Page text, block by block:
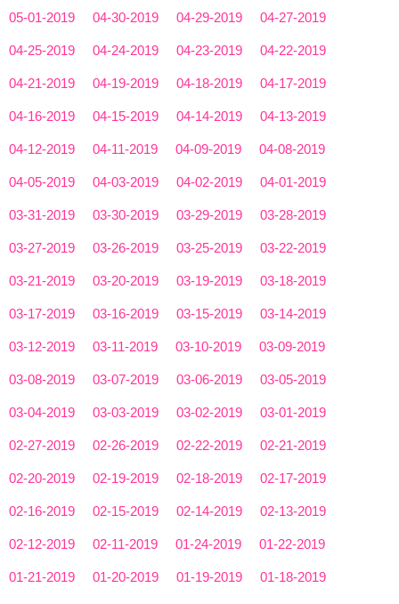
05-01-2019 04-30-2019 04-29-2019 04-27-2019
04-25-2019 04-24-2019 04-23-2019 04-22-2019
04-21-2019 04-19-2019 04-18-2019 04-17-2019
04-16-2019 04-15-2019 04-14-2019 04-13-2019
04-12-2019 04-11-2019 04-09-2019 04-08-2019
04-05-2019 04-03-2019 04-02-2019 04-01-2019
03-31-2019 03-30-2019 03-29-2019 03-28-2019
03-27-2019 03-26-2019 03-25-2019 03-22-2019
03-21-2019 03-20-2019 03-19-2019 03-18-2019
03-17-2019 03-16-2019 03-15-2019 03-14-2019
03-12-2019 03-11-2019 03-10-2019 03-09-2019
03-08-2019 03-07-2019 03-06-2019 03-05-2019
03-04-2019 03-03-2019 03-02-2019 03-01-2019
02-27-2019 02-26-2019 02-22-2019 02-21-2019
02-20-2019 02-19-2019 02-18-2019 02-17-2019
02-16-2019 02-15-2019 02-14-2019 02-13-2019
02-12-2019 02-11-2019 01-24-2019 01-22-2019
01-21-2019 01-20-2019 01-19-2019 01-18-2019